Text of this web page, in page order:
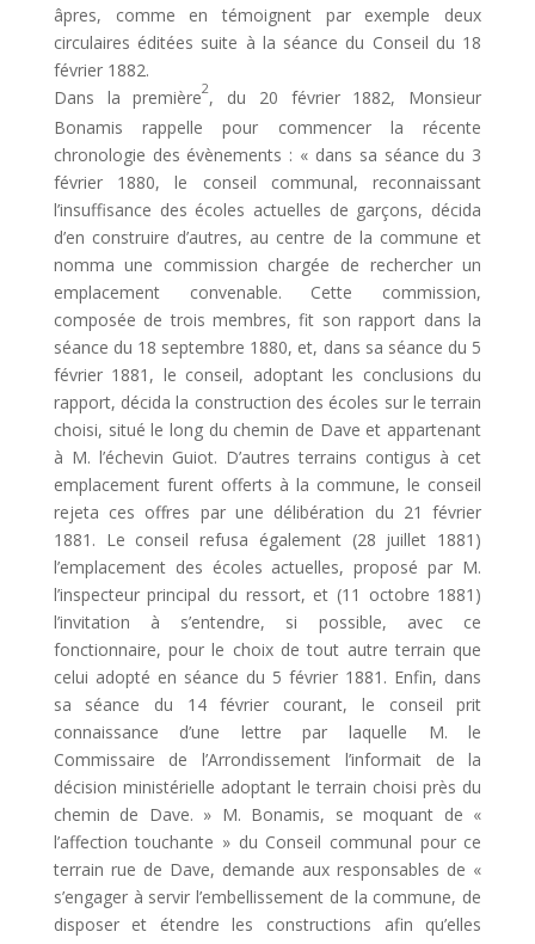
âpres, comme en témoignent par exemple deux
circulaires éditées suite à la séance du Conseil du 18
février 1882.
Dans la première2, du 20 février 1882, Monsieur
Bonamis rappelle pour commencer la récente
chronologie des évènements : « dans sa séance du 3
février 1880, le conseil communal, reconnaissant
l’insuffisance des écoles actuelles de garçons, décida
d’en construire d’autres, au centre de la commune et
nomma une commission chargée de rechercher un
emplacement convenable. Cette commission,
composée de trois membres, fit son rapport dans la
séance du 18 septembre 1880, et, dans sa séance du 5
février 1881, le conseil, adoptant les conclusions du
rapport, décida la construction des écoles sur le terrain
choisi, situé le long du chemin de Dave et appartenant
à M. l’échevin Guiot. D’autres terrains contigus à cet
emplacement furent offerts à la commune, le conseil
rejeta ces offres par une délibération du 21 février
1881. Le conseil refusa également (28 juillet 1881)
l’emplacement des écoles actuelles, proposé par M.
l’inspecteur principal du ressort, et (11 octobre 1881)
l’invitation à s’entendre, si possible, avec ce
fonctionnaire, pour le choix de tout autre terrain que
celui adopté en séance du 5 février 1881. Enfin, dans
sa séance du 14 février courant, le conseil prit
connaissance d’une lettre par laquelle M. le
Commissaire de l’Arrondissement l’informait de la
décision ministérielle adoptant le terrain choisi près du
chemin de Dave. » M. Bonamis, se moquant de «
l’affection touchante » du Conseil communal pour ce
terrain rue de Dave, demande aux responsables de «
s’engager à servir l’embellissement de la commune, de
disposer et étendre les constructions afin qu’elles